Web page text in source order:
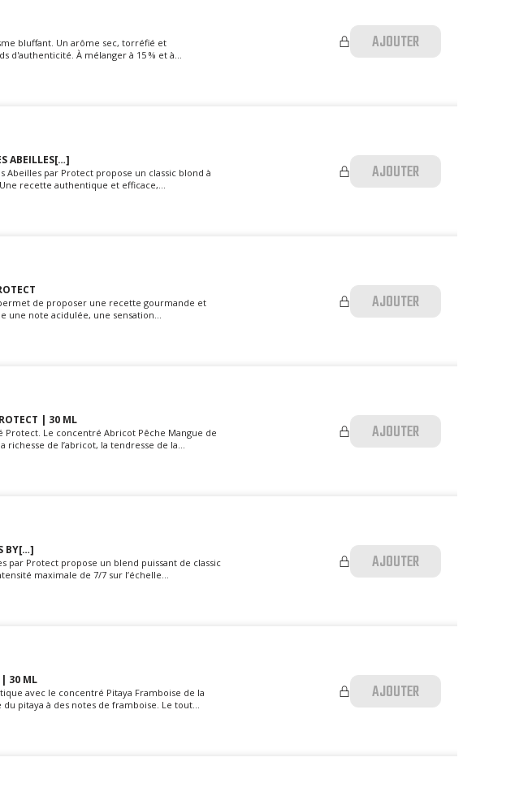
bluffant. Un arôme sec, torréfié et
À mélanger à 15 % et à...
AJOUTER
ABEILLES[…]
Abeilles par Protect propose un classic blond à
recette authentique et efficace,...
AJOUTER
de proposer une recette gourmande et
note acidulée, une sensation...
AJOUTER
| 30 ML
Le concentré Abricot Pêche Mangue de
de l’abricot, la tendresse de la...
AJOUTER
BY[…]
par Protect propose un blend puissant de classic
maximale de 7/7 sur l’échelle...
AJOUTER
| 30 ML
avec le concentré Pitaya Framboise de la
pitaya à des notes de framboise. Le tout...
AJOUTER